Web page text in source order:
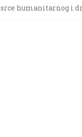
humanitarnog i